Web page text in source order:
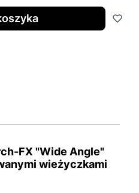
FX "Wide Angle"
wieżyczkami